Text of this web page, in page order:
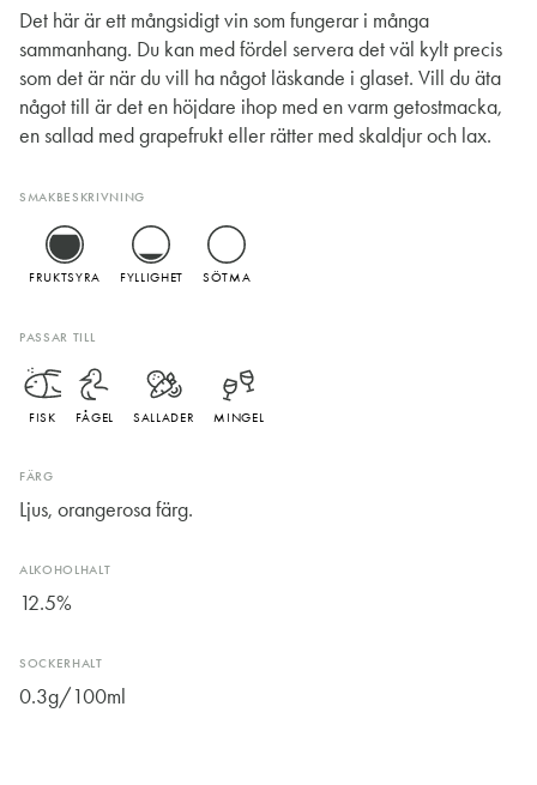
Det här är ett mångsidigt vin som fungerar i många
sammanhang. Du kan med fördel servera det väl kylt precis
som det är när du vill ha något läskande i glaset. Vill du äta
något till är det en höjdare ihop med en varm getostmacka,
en sallad med grapefrukt eller rätter med skaldjur och lax.
SMAKBESKRIVNING
FRUKTSYRA FYLLIGHET SÖTMA
PASSAR TILL
FISK FÅGEL SALLADER MINGEL
FÄRG
Ljus, orangerosa färg.
ALKOHOLHALT
12.5%
SOCKERHALT
0.3g/100ml